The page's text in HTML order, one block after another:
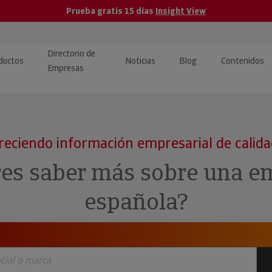
Prueba gratis 15 días Insight View
y ERP
· Recuperación de
Directorio de
Empresas
Noticias Blog Contenidos
Pública
Investigada
información empresarial de
saber más sobre una
española?